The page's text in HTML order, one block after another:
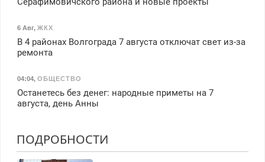
6 Авг, ЖКХ
В 4 районах Волгограда 7 августа отключат свет из-за
ремонта
04:04, ОБЩЕСТВО
Останетесь без денег: народные приметы на 7
августа, день Анны
ПОДРОБНОСТИ